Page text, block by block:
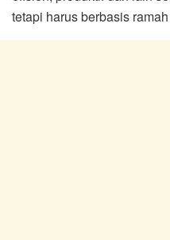
tetapi harus berbasis